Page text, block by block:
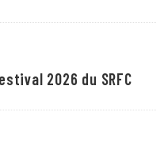
2026 du SRFC